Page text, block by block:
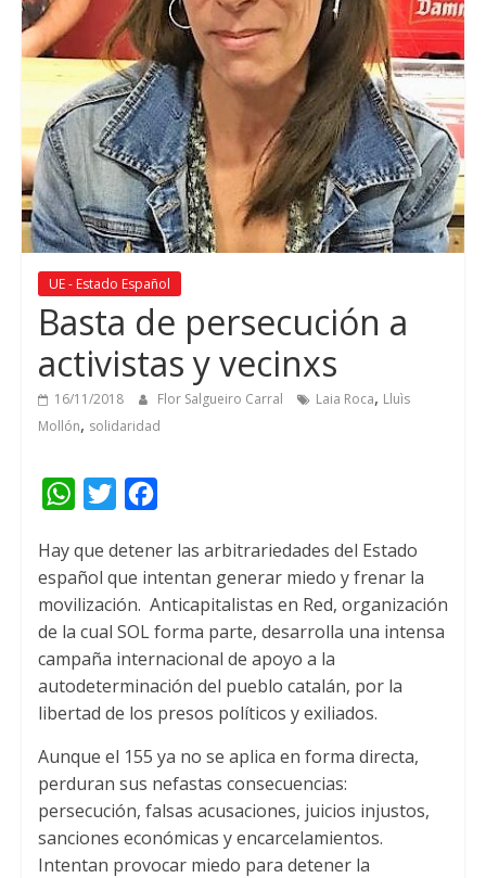
UE - Estado Español
Basta de persecución a
activistas y vecinxs
16/11/2018 Flor Salgueiro Carral Laia Roca, Lluìs
Mollón, solidaridad
W
a
t
s
A
p
p
i
t
t
e
r
c
e
b
o
o
k
Hay que detener las arbitrariedades del Estado
español que intentan generar miedo y frenar la
movilización. Anticapitalistas en Red, organización
de la cual SOL forma parte, desarrolla una intensa
campaña internacional de apoyo a la
autodeterminación del pueblo catalán, por la
libertad de los presos políticos y exiliados.
Aunque el 155 ya no se aplica en forma directa,
perduran sus nefastas consecuencias:
persecución, falsas acusaciones, juicios injustos,
sanciones económicas y encarcelamientos.
Intentan provocar miedo para detener la